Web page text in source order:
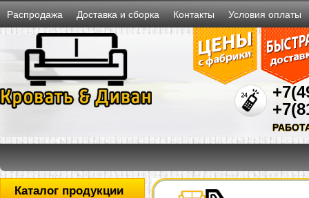
Распродажа Доставка и сборка Контакты Условия оплаты
Каталог продукции